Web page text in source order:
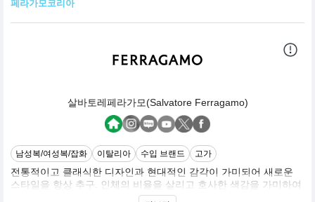
페라가모코리아
살바토레페라가모(Salvatore Ferragamo)
남성복/여성복/잡화 이탈리아 수입 브랜드 고가
전통적이고 클래식한 디자인과 현대적인 감각이 가미되어 새로운
스타일을 항상 추구. 인체의 비율을 살리고 호사한 색감을 가미하여
페라가모 특유의 편안하고 자연스러우며 우아한 스타일을 표현함